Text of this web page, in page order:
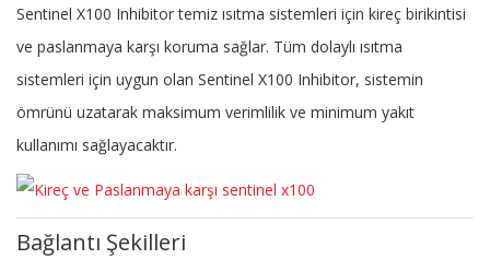
Sentinel X100 Inhibitor temiz ısıtma sistemleri için kireç birikintisi
ve paslanmaya karşı koruma sağlar. Tüm dolaylı ısıtma
sistemleri için uygun olan Sentinel X100 Inhibitor, sistemin
ömrünü uzatarak maksimum verimlilik ve minimum yakıt
kullanımı sağlayacaktır.
Bağlantı Şekilleri